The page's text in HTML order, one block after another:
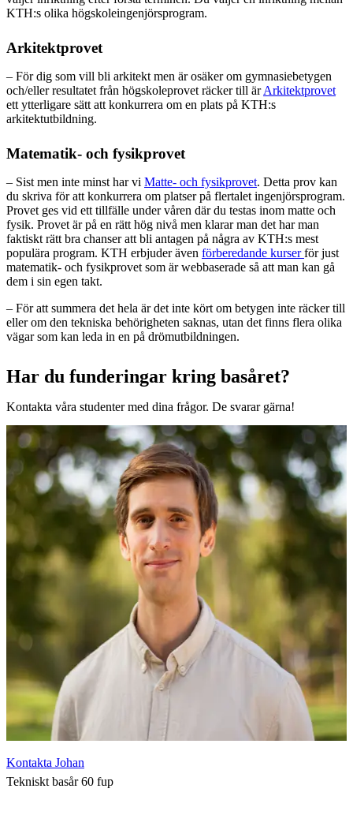
KTH:s olika högskoleingenjörsprogram.
Arkitektprovet
– För dig som vill bli arkitekt men är osäker om gymnasiebetygen
och/eller resultatet från högskoleprovet räcker till ärArkitektprovet
ett ytterligare sätt att konkurrera om en plats på KTH:s
arkitektutbildning.
Matematik- och fysikprovet
– Sist men inte minst har vi Matte- och fysikprovet. Detta prov kan
du skriva för att konkurrera om platser på flertalet ingenjörsprogram.
Provet ges vid ett tillfälle under våren där du testas inom matte och
fysik. Provet är på en rätt hög nivå men klarar man det har man
faktiskt rätt bra chanser att bli antagen på några av KTH:s mest
populära program. KTH erbjuder även förberedande kurserför just
matematik- och fysikprovet som är webbaserade så att man kan gå
dem i sin egen takt.
– För att summera det hela är det inte kört om betygen inte räcker till
eller om den tekniska behörigheten saknas, utan det finns flera olika
vägar som kan leda in en på drömutbildningen.
Har du funderingar kring basåret?
Kontakta våra studenter med dina frågor. De svarar gärna!
Kontakta Johan
Tekniskt basår 60 fup